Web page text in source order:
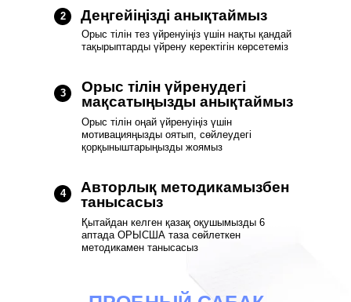
Орыс тілін үйренудегі
мақсатыңызды анықтаймыз
Деңгейіңізді анықтаймыз
2
3
4
Орыс тілін тез үйренуіңіз үшін нақты қандай
тақырыптарды үйрену керектігін көрсетеміз
Орыс тілін оңай үйренуіңіз үшін
мотивацияңызды оятып, сөйлеудегі
қорқыныштарыңызды жоямыз
Қытайдан келген қазақ оқушымызды 6
аптада ОРЫСША таза сөйлеткен
методикамен танысасыз
Авторлық методикамызбен
танысасыз